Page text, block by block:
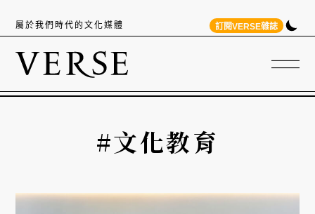
屬於我們時代的文化媒體 訂閱VERSE雜誌
#文化教育